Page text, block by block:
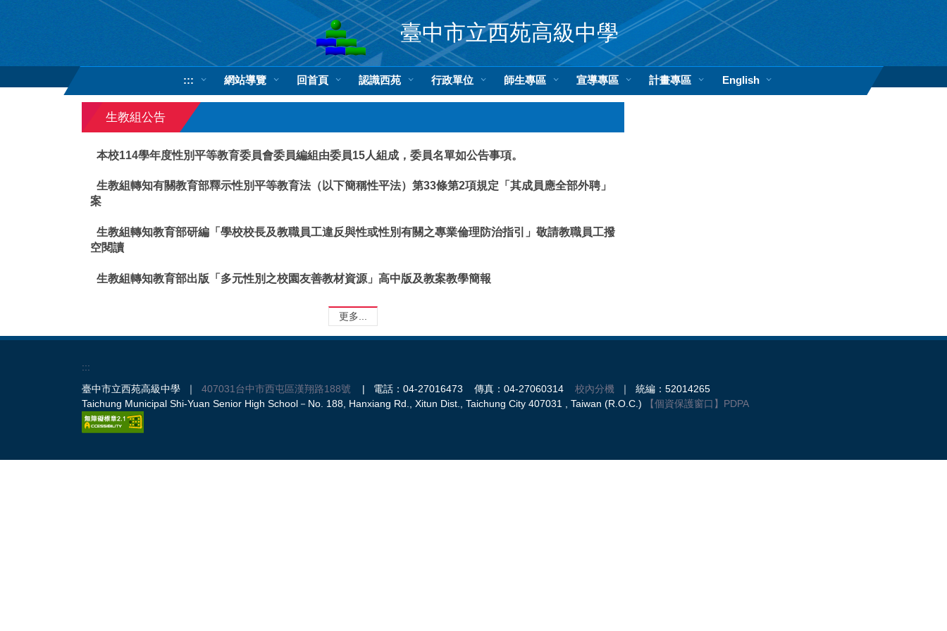
內
臺中市立西苑高級中學
::: 網站導覽 回首頁 認識西苑 行政單位 師生專區 宣導專區 計畫專區 English
生教組公告
本校114學年度性別平等教育委員會委員編組由委員15人組成，委員名單如公告事項。
生教組轉知有關教育部釋示性別平等教育法（以下簡稱性平法）第33條第2項規定「其成員應全部外聘」
案
生教組轉知教育部研編「學校校長及教職員工違反與性或性別有關之專業倫理防治指引」敬請教職員工撥
空閱讀
生教組轉知教育部出版「多元性別之校園友善教材資源」高中版及教案教學簡報
更多...
:::
臺中市立西苑高級中學 ｜ 407031台中市西屯區漢翔路188號 | 電話：04-27016473 傳真：04-27060314 校內分機 ｜ 統編：52014265
Taichung Municipal Shi-Yuan Senior High School－No. 188, Hanxiang Rd., Xitun Dist., Taichung City 407031 , Taiwan (R.O.C.)
【個資保護窗口】 PDPA